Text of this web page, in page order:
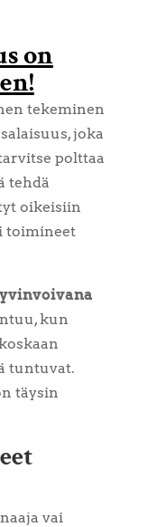
on
tekeminen
joka
polttaa
tehdä
oikeisiin
toimineet
kun
tuntuvat.
täysin
vai